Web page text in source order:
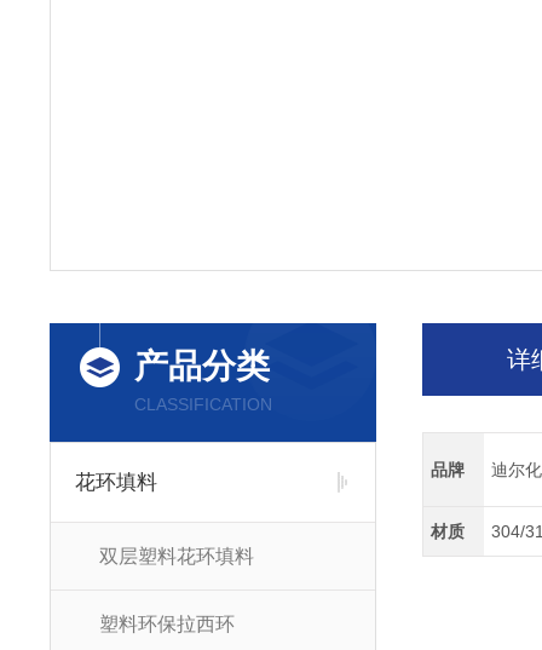
产品分类
CLASSIFICATION
花环填料
双层塑料花环填料
塑料环保拉西环
详
品牌 迪尔
材质 304/